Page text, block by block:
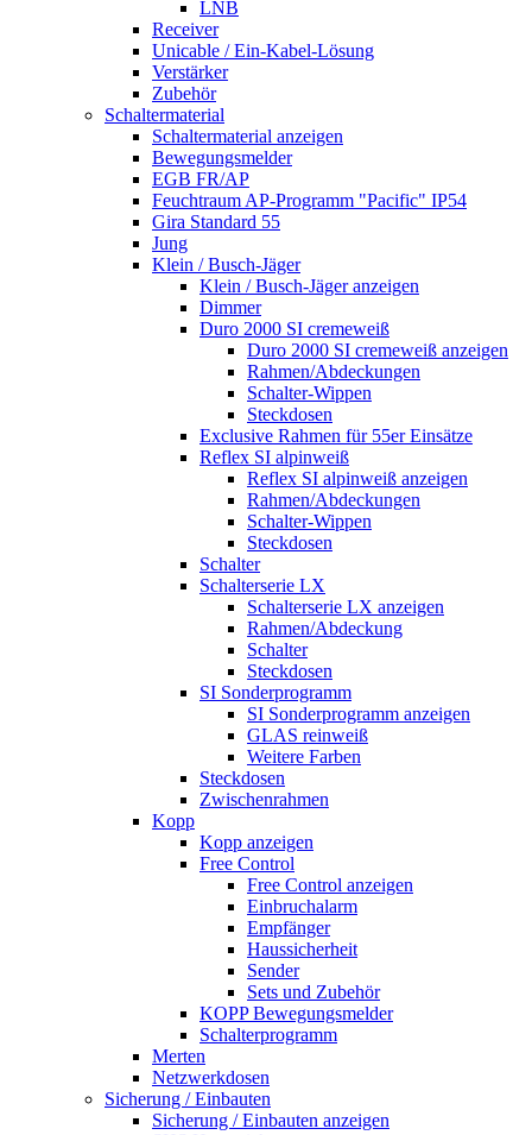
LNB
Receiver
Unicable / Ein-Kabel-Lösung
Verstärker
Zubehör
Schaltermaterial
Schaltermaterial anzeigen
Bewegungsmelder
EGB FR/AP
Feuchtraum AP-Programm "Pacific" IP54
Gira Standard 55
Jung
Klein / Busch-Jäger
Klein / Busch-Jäger anzeigen
Dimmer
Duro 2000 SI cremeweiß
Duro 2000 SI cremeweiß anzeigen
Rahmen/Abdeckungen
Schalter-Wippen
Steckdosen
Exclusive Rahmen für 55er Einsätze
Reflex SI alpinweiß
Reflex SI alpinweiß anzeigen
Rahmen/Abdeckungen
Schalter-Wippen
Steckdosen
Schalter
Schalterserie LX
Schalterserie LX anzeigen
Rahmen/Abdeckung
Schalter
Steckdosen
SI Sonderprogramm
SI Sonderprogramm anzeigen
GLAS reinweiß
Weitere Farben
Steckdosen
Zwischenrahmen
Kopp
Kopp anzeigen
Free Control
Free Control anzeigen
Einbruchalarm
Empfänger
Haussicherheit
Sender
Sets und Zubehör
KOPP Bewegungsmelder
Schalterprogramm
Merten
Netzwerkdosen
Sicherung / Einbauten
Sicherung / Einbauten anzeigen